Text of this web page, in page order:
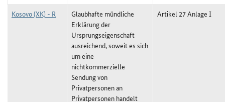
Kosovo (XK) - R
Glaubhafte mündliche
Erklärung der
Ursprungseigenschaft
ausreichend, soweit es sich
um eine
nichtkommerzielle
Sendung von
Privatpersonen an
Privatpersonen handelt
Artikel 27 Anlage I